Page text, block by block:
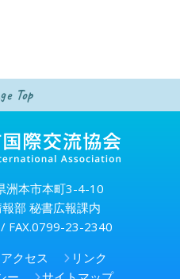
Top
洲本市本町3-4-10
部 秘書広報課内
FAX.0799-23-2340
アクセス
リンク